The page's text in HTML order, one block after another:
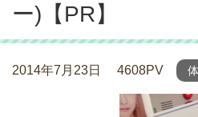
ー)【PR】
2014年7月23日 4608PV